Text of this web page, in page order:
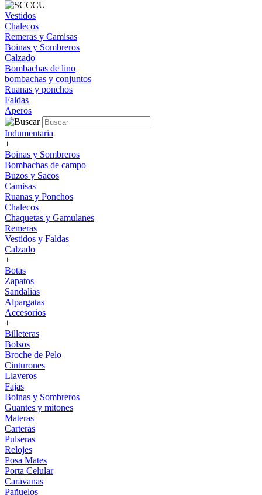
Vestidos
Chalecos
Remeras y Camisas
Boinas y Sombreros
Calzado
Bombachas de lino
bombachas y conjuntos
Ruanas y ponchos
Faldas
Aperos
Indumentaria
+
Boinas y Sombreros
Bombachas de campo
Buzos y Sacos
Camisas
Ruanas y Ponchos
Chalecos
Chaquetas y Gamulanes
Remeras
Vestidos y Faldas
Calzado
+
Botas
Zapatos
Sandalias
Alpargatas
Accesorios
+
Billeteras
Bolsos
Broche de Pelo
Cinturones
Llaveros
Fajas
Boinas y Sombreros
Guantes y mitones
Materas
Carteras
Pulseras
Relojes
Posa Mates
Porta Celular
Caravanas
Pañuelos